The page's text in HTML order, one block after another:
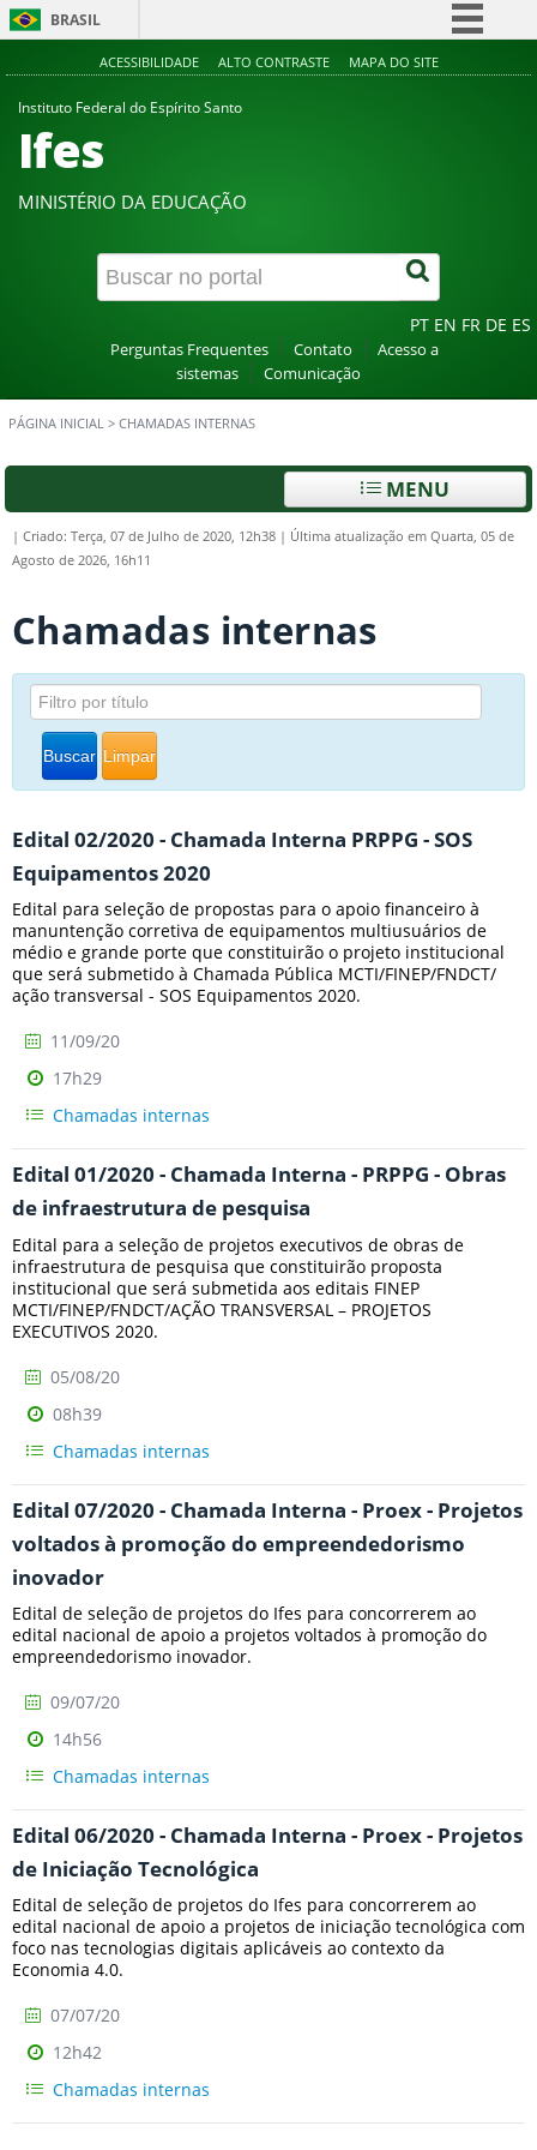
BRASIL
Simplifique!
Canais
ACESSIBILIDADE ALTO CONTRASTE MAPA DO SITE
Instituto Federal do Espírito Santo
Ifes
MINISTÉRIO DA EDUCAÇÃO
PT EN FR DE ES
Perguntas Frequentes Contato
Acesso a
sistemas
Comunicação
PÁGINA INICIAL > CHAMADAS INTERNAS
MENU
| Criado: Terça, 07 de Julho de 2020, 12h38 | Última atualização em Quarta, 05 de
Agosto de 2026, 16h11
Chamadas internas
Buscar Limpar
Edital 02/2020 - Chamada Interna PRPPG - SOS
Equipamentos 2020
Edital para seleção de propostas para o apoio financeiro à
manuntenção corretiva de equipamentos multiusuários de
médio e grande porte que constituirão o projeto institucional
que será submetido à Chamada Pública MCTI/FINEP/FNDCT/
ação transversal - SOS Equipamentos 2020.
11/09/20
17h29
Chamadas internas
Edital 01/2020 - Chamada Interna - PRPPG - Obras
de infraestrutura de pesquisa
Edital para a seleção de projetos executivos de obras de
infraestrutura de pesquisa que constituirão proposta
institucional que será submetida aos editais FINEP
MCTI/FINEP/FNDCT/AÇÃO TRANSVERSAL – PROJETOS
EXECUTIVOS 2020.
05/08/20
08h39
Chamadas internas
Edital 07/2020 - Chamada Interna - Proex - Projetos
voltados à promoção do empreendedorismo
inovador
Edital de seleção de projetos do Ifes para concorrerem ao
edital nacional de apoio a projetos voltados à promoção do
empreendedorismo inovador.
09/07/20
14h56
Chamadas internas
Edital 06/2020 - Chamada Interna - Proex - Projetos
de Iniciação Tecnológica
Edital de seleção de projetos do Ifes para concorrerem ao
edital nacional de apoio a projetos de iniciação tecnológica com
foco nas tecnologias digitais aplicáveis ao contexto da
Economia 4.0.
07/07/20
12h42
Chamadas internas